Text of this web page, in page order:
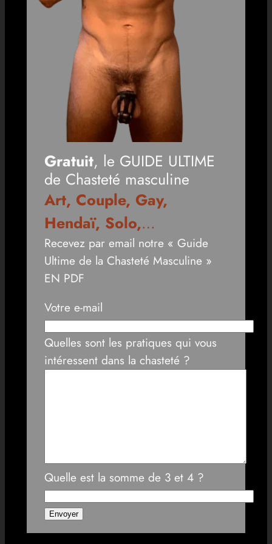
Gratuit, le GUIDE ULTIME
de Chasteté masculine
Art, Couple, Gay,
Hendaï, Solo,…
Recevez par email notre « Guide
Ultime de la Chasteté Masculine »
EN PDF
Votre e-mail
Quelles sont les pratiques qui vous
intéressent dans la chasteté ?
Quelle est la somme de 3 et 4 ?